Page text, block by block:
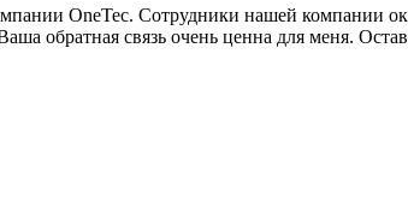
OneTec. Сотрудники нашей компании
обратная связь очень ценна для меня.